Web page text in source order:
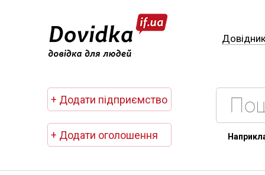
+ Додати підприємство
+ Додати оголошення